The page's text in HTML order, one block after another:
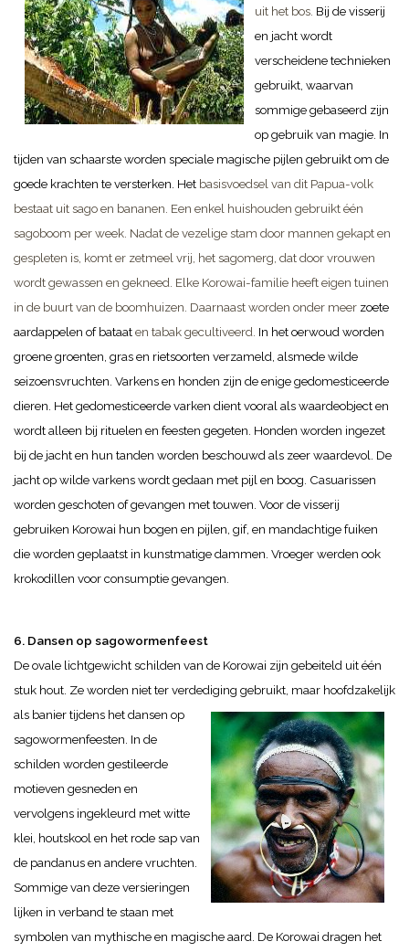
uit het bos. Bij de visserij
en jacht wordt
verscheidene technieken
gebruikt, waarvan
sommige gebaseerd zijn
op gebruik van magie. In
tijden van schaarste worden speciale magische pijlen gebruikt om de
goede krachten te versterken. Het basisvoedsel van dit Papua-volk
bestaat uit sago en bananen. Een enkel huishouden gebruikt één
sagoboom per week. Nadat de vezelige stam door mannen gekapt en
gespleten is, komt er zetmeel vrij, het sagomerg, dat door vrouwen
wordt gewassen en gekneed. Elke Korowai-familie heeft eigen tuinen
in de buurt van de boomhuizen. Daarnaast worden onder meer zoete
aardappelen of bataaten tabak gecultiveerd. In het oerwoud worden
groene groenten, gras en rietsoorten verzameld, alsmede wilde
seizoensvruchten. Varkens en honden zijn de enige gedomesticeerde
dieren. Het gedomesticeerde varken dient vooral als waardeobject en
wordt alleen bij rituelen en feesten gegeten. Honden worden ingezet
bij de jacht en hun tanden worden beschouwd als zeer waardevol. De
jacht op wilde varkens wordt gedaan met pijl en boog. Casuarissen
worden geschoten of gevangen met touwen. Voor de visserij
gebruiken Korowai hun bogen en pijlen, gif, en mandachtige fuiken
die worden geplaatst in kunstmatige dammen. Vroeger werden ook
krokodillen voor consumptie gevangen.
6. Dansen op sagowormenfeest
De ovale lichtgewicht schilden van de Korowai zijn gebeiteld uit één
stuk hout. Ze worden niet ter verdediging gebruikt, maar hoofdzakelijk
als banier tijdens het dansen op
sagowormenfeesten. In de
schilden worden gestileerde
motieven gesneden en
vervolgens ingekleurd met witte
klei, houtskool en het rode sap van
de pandanus en andere vruchten.
Sommige van deze versieringen
lijken in verband te staan met
symbolen van mythische en magische aard. De Korowai dragen het